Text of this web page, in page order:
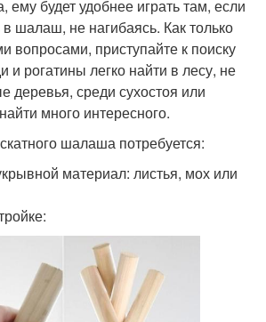
ему будет удобнее играть там, если
шалаш, не нагибаясь. Как только
вопросами, приступайте к поиску
рогатины легко найти в лесу, не
деревья, среди сухостоя или
много интересного.
шалаша потребуется:
материал: листья, мох или